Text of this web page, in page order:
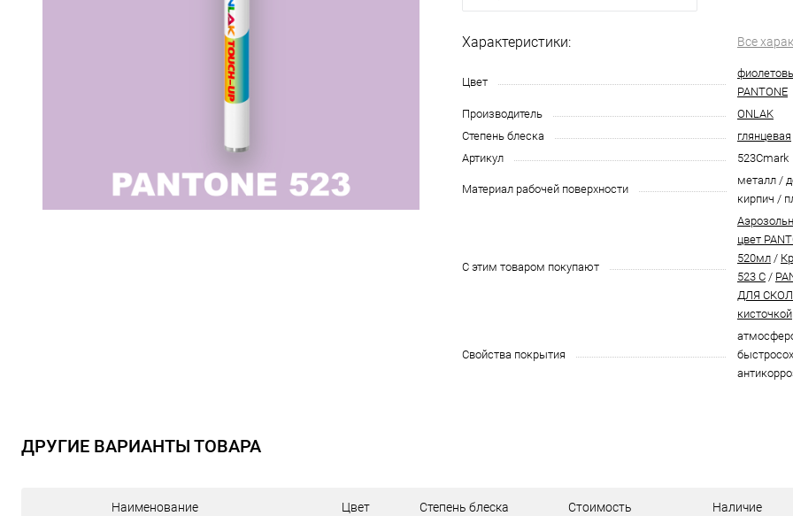
Характеристики: Все
Цвет
PANTONE
Производитель
ONLAK
Степень блеска
глянцевая
Артикул
523Cmark
Материал рабочей поверхности
металл /
кирпич /
С этим товаром покупают
цвет
520мл /
523 C /
ДЛЯ
кисточкой
Свойства покрытия
ДРУГИЕ ВАРИАНТЫ ТОВАРА
Наименование Цвет Степень блеска Стоимость Наличие